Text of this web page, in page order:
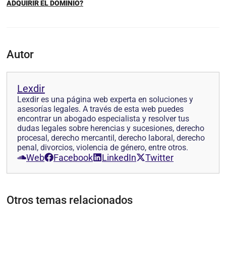
ADQUIRIR EL DOMINIO?
Autor
Lexdir
Lexdir es una página web experta en soluciones y
asesorías legales. A través de esta web puedes
encontrar un abogado especialista y resolver tus
dudas legales sobre herencias y sucesiones, derecho
procesal, derecho mercantil, derecho laboral, derecho
penal, divorcios, violencia de género, entre otros.
Web Facebook LinkedIn Twitter
Otros temas relacionados